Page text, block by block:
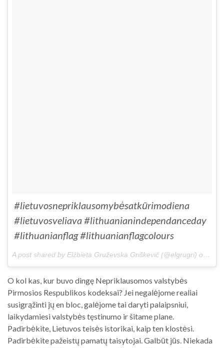
#lietuvosnepriklausomybėsatkūrimodiena
#lietuvosveliava #lithuanianindependanceday
#lithuanianflag #lithuanianflagcolours
A post shared by Elžbieta Gruževska Griškevič (@elgrugri) on
O kol kas, kur buvo dingę Nepriklausomos valstybės
Pirmosios Respublikos kodeksai? Jei negalėjome realiai
susigrąžinti jų en bloc, galėjome tai daryti palaipsniui,
laikydamiesi valstybės tęstinumo ir šitame plane.
Padirbėkite, Lietuvos teisės istorikai, kaip ten klostėsi.
Padirbėkite pažeistų pamatų taisytojai. Galbūt jūs. Niekada